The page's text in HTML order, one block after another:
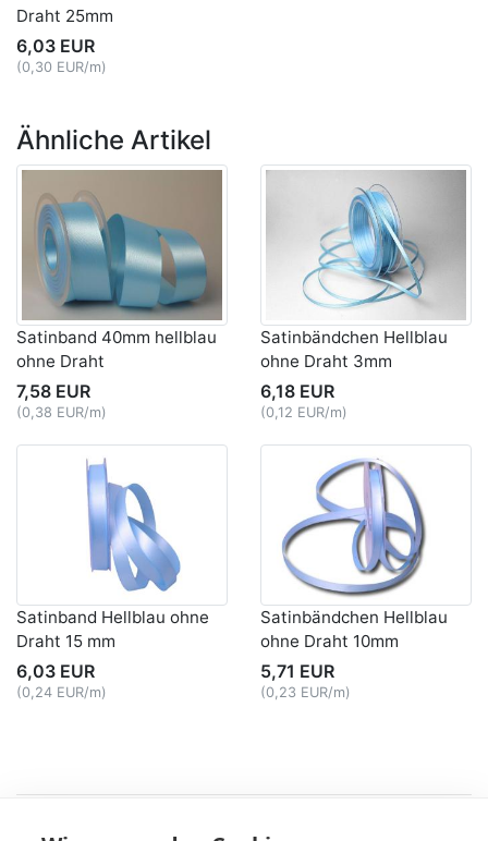
Draht 25mm
6,03 EUR
(0,30 EUR/m)
Ähnliche Artikel
Satinband 40mm hellblau
ohne Draht
7,58 EUR
(0,38 EUR/m)
Satinbändchen Hellblau
ohne Draht 3mm
6,18 EUR
(0,12 EUR/m)
Satinband Hellblau ohne
Draht 15 mm
6,03 EUR
(0,24 EUR/m)
Satinbändchen Hellblau
ohne Draht 10mm
5,71 EUR
(0,23 EUR/m)